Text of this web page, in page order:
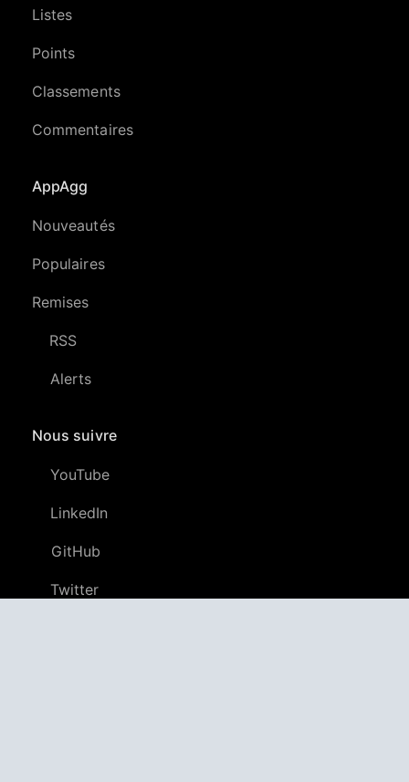
Listes
Points
Classements
Commentaires
AppAgg
Nouveautés
Populaires
Remises
RSS
Alerts
Nous suivre
YouTube
LinkedIn
GitHub
Twitter